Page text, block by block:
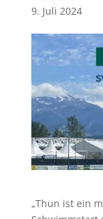
9. Juli 2024
„Thun ist ein